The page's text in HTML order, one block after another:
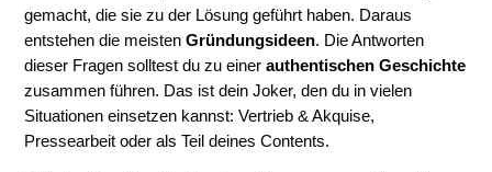
gemacht, die sie zu der Lösung geführt haben. Daraus
entstehen die meistenGründungsideen. Die Antworten
dieser Fragen solltest du zu einerauthentischen Geschichte
zusammen führen. Das ist dein Joker, den du in vielen
Situationen einsetzen kannst: Vertrieb & Akquise,
Pressearbeit oder als Teil deines Contents.